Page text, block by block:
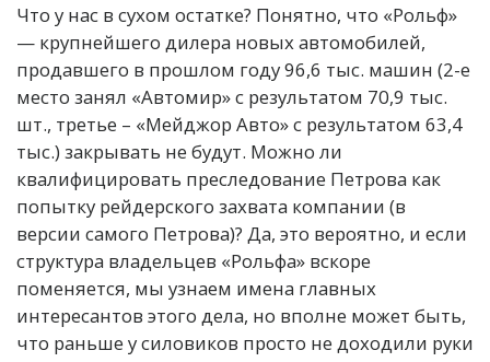
Что у нас в сухом остатке? Понятно, что «Рольф»
— крупнейшего дилера новых автомобилей,
продавшего в прошлом году 96,6 тыс. машин (2-е
место занял «Автомир» с результатом 70,9 тыс.
шт., третье – «Мейджор Авто» с результатом 63,4
тыс.) закрывать не будут. Можно ли
квалифицировать преследование Петрова как
попытку рейдерского захвата компании (в
версии самого Петрова)? Да, это вероятно, и если
структура владельцев «Рольфа» вскоре
поменяется, мы узнаем имена главных
интересантов этого дела, но вполне может быть,
что раньше у силовиков просто не доходили руки